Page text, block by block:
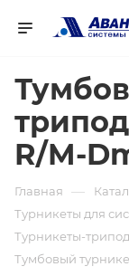
трипод
R/M-
Главная —
Турникеты для
Турникеты-
Тумбовый